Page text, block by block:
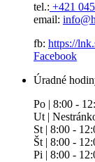
tel.: +421
email:
fb: https://
Facebook
Úradné
Po | 8:00 -
Ut |
St | 8:00 -
Št | 8:00 -
Pi | 8:00 -